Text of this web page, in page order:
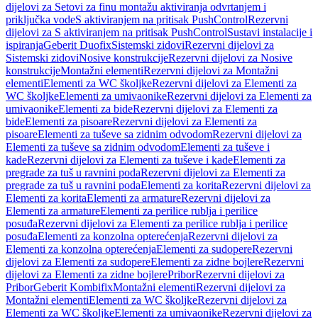
dijelovi za Setovi za finu montažu aktiviranja odvrtanjem i
priključka vodeS aktiviranjem na pritisak PushControlRezervni
dijelovi za S aktiviranjem na pritisak PushControlSustavi instalacije i
ispiranjaGeberit DuofixSistemski zidoviRezervni dijelovi za
Sistemski zidoviNosive konstrukcijeRezervni dijelovi za Nosive
konstrukcijeMontažni elementiRezervni dijelovi za Montažni
elementiElementi za WC školjkeRezervni dijelovi za Elementi za
WC školjkeElementi za umivaonikeRezervni dijelovi za Elementi za
umivaonikeElementi za bideRezervni dijelovi za Elementi za
bideElementi za pisoareRezervni dijelovi za Elementi za
pisoareElementi za tuševe sa zidnim odvodomRezervni dijelovi za
Elementi za tuševe sa zidnim odvodomElementi za tuševe i
kadeRezervni dijelovi za Elementi za tuševe i kadeElementi za
pregrade za tuš u ravnini podaRezervni dijelovi za Elementi za
pregrade za tuš u ravnini podaElementi za koritaRezervni dijelovi za
Elementi za koritaElementi za armatureRezervni dijelovi za
Elementi za armatureElementi za perilice rublja i perilice
posuđaRezervni dijelovi za Elementi za perilice rublja i perilice
posuđaElementi za konzolna opterećenjaRezervni dijelovi za
Elementi za konzolna opterećenjaElementi za sudopereRezervni
dijelovi za Elementi za sudopereElementi za zidne bojlereRezervni
dijelovi za Elementi za zidne bojlerePriborRezervni dijelovi za
PriborGeberit KombifixMontažni elementiRezervni dijelovi za
Montažni elementiElementi za WC školjkeRezervni dijelovi za
Elementi za WC školjkeElementi za umivaonikeRezervni dijelovi za